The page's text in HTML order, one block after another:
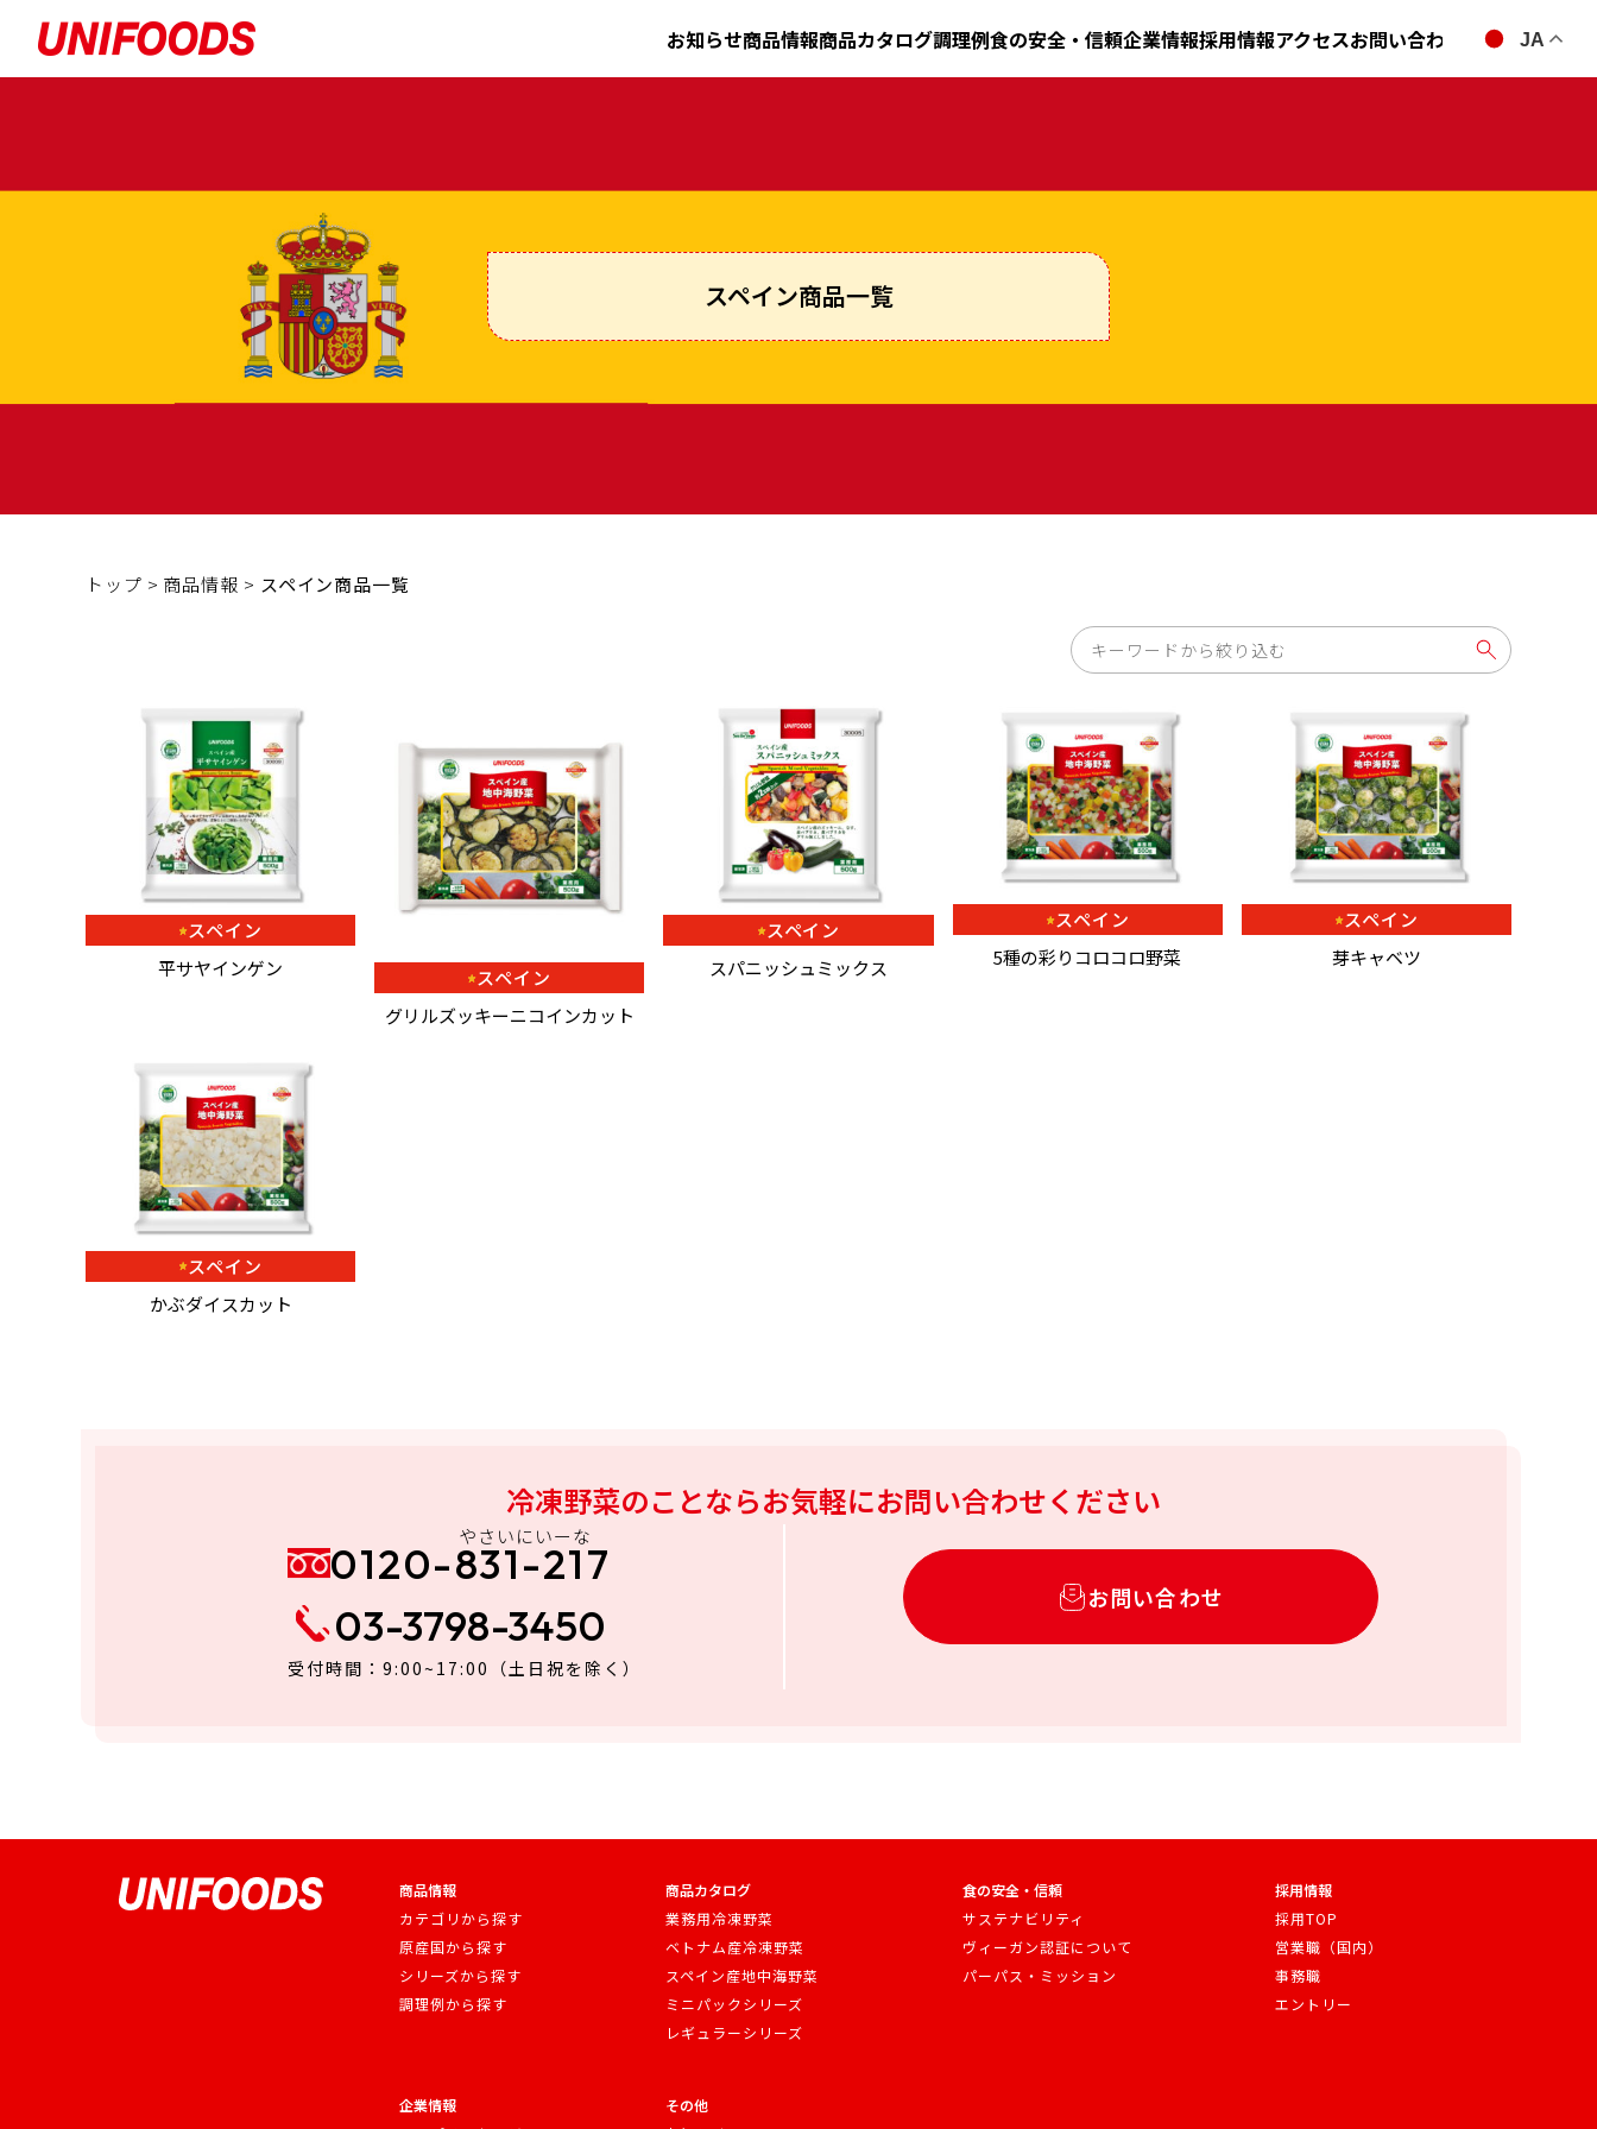
お知らせ商品情報商品カタログ調理例食の安全・信頼企業情報採用情報アクセスお問い合わせ
スペイン商品一覧
トップ > 商品情報 > スペイン商品一覧
スペイン
平サヤインゲン
スペイン
グリルズッキーニコインカット
スペイン
スパニッシュミックス
スペイン
5種の彩りコロコロ野菜
スペイン
芽キャベツ
スペイン
かぶダイスカット
JA
冷凍野菜のことならお気軽にお問い合わせください
0120-831-217
やさいにいーな
03-3798-3450
受付時間：9:00~17:00 （土日祝を除く）
お問い合わせ
商品情報
カテゴリから探す
原産国から探す
シリーズから探す
調理例から探す
商品カタログ
業務用冷凍野菜
ベトナム産冷凍野菜
スペイン産地中海野菜
ミニパックシリーズ
レギュラーシリーズ
食の安全・信頼
サステナビリティ
ヴィーガン認証について
パーパス・ミッション
採用情報
採用TOP
営業職（国内）
事務職
エントリー
企業情報
その他